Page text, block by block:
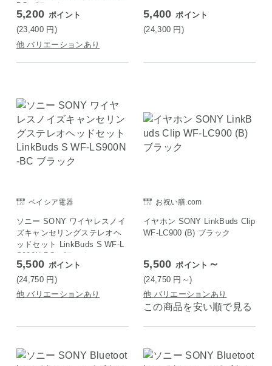
BC ブラック
5,200 ポイント
(23,400 円)
他 バリエーションあり
5,400 ポイント
(24,300 円)
ベイシア電器
ソニー SONY ワイヤレスノイ
ズキャンセリングステレオヘ
ッドセット LinkBuds S WF-L
S900N-BC ブラック
5,500 ポイント
(24,750 円)
他 バリエーションあり
お祝い膳.com
イヤホン SONY LinkBuds Clip
WF-LC900 (B) ブラック
5,500 ポイント ～
(24,750 円 ～)
他 バリエーションあり
この商品を安い順で見る